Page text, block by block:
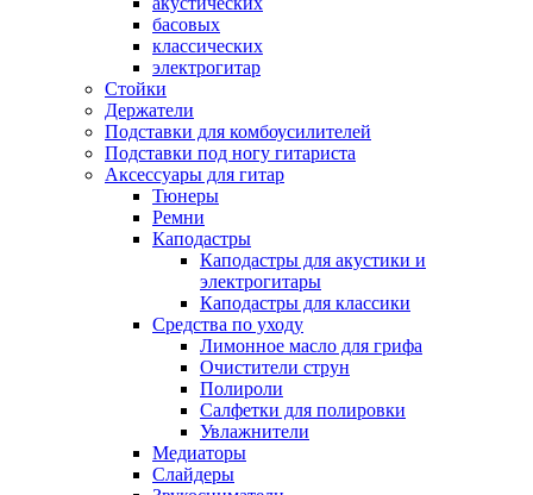
басовых
классических
электрогитар
Стойки
Держатели
Подставки для комбоусилителей
Подставки под ногу гитариста
Аксессуары для гитар
Тюнеры
Ремни
Каподастры
Каподастры для акустики и
электрогитары
Каподастры для классики
Средства по уходу
Лимонное масло для грифа
Очистители струн
Полироли
Салфетки для полировки
Увлажнители
Медиаторы
Слайдеры